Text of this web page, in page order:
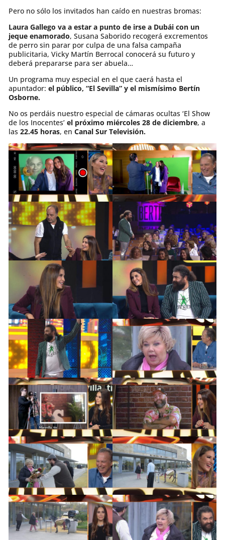
Pero no sólo los invitados han caído en nuestras bromas:
Laura Gallego va a estar a punto de irse a Dubái con un
jeque enamorado, Susana Saborido recogerá excrementos
de perro sin parar por culpa de una falsa campaña
publicitaria, Vicky Martín Berrocal conocerá su futuro y
deberá prepararse para ser abuela…
Un programa muy especial en el que caerá hasta el
apuntador: el público, “El Sevilla” y el mismísimo Bertín
Osborne.
No os perdáis nuestro especial de cámaras ocultas ‘El Show
de los Inocentes’ el próximo miércoles 28 de diciembre, a
las 22.45 horas, en Canal Sur Televisión.